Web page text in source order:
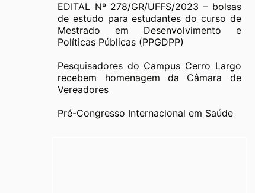
EDITAL Nº 278/GR/UFFS/2023 – bolsas
de estudo para estudantes do curso de
Mestrado em Desenvolvimento e
Políticas Públicas (PPGDPP)
Pesquisadores do Campus Cerro Largo
recebem homenagem da Câmara de
Vereadores
Pré-Congresso Internacional em Saúde